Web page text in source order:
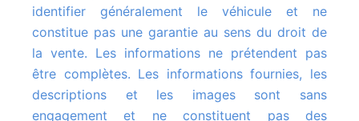
identifier généralement le véhicule et ne
constitue pas une garantie au sens du droit de
la vente. Les informations ne prétendent pas
être complètes. Les informations fournies, les
descriptions et les images sont sans
engagement et ne constituent pas des